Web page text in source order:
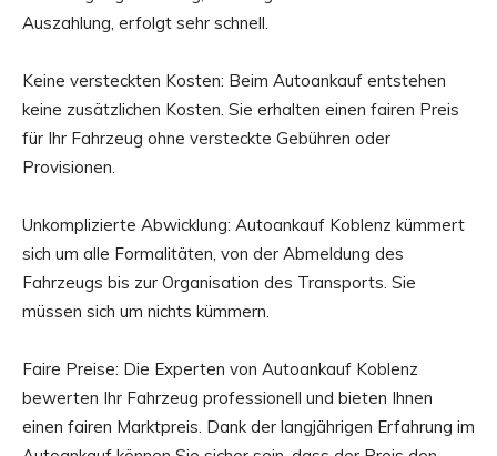
Auszahlung, erfolgt sehr schnell.
Keine versteckten Kosten: Beim Autoankauf entstehen
keine zusätzlichen Kosten. Sie erhalten einen fairen Preis
für Ihr Fahrzeug ohne versteckte Gebühren oder
Provisionen.
Unkomplizierte Abwicklung: Autoankauf Koblenz kümmert
sich um alle Formalitäten, von der Abmeldung des
Fahrzeugs bis zur Organisation des Transports. Sie
müssen sich um nichts kümmern.
Faire Preise: Die Experten von Autoankauf Koblenz
bewerten Ihr Fahrzeug professionell und bieten Ihnen
einen fairen Marktpreis. Dank der langjährigen Erfahrung im